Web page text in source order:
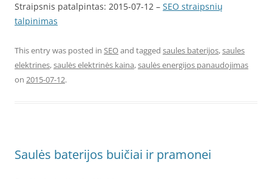
Straipsnis patalpintas: 2015-07-12 – SEO straipsnių
talpinimas
This entry was posted in SEOand tagged saules baterijos,saules
elektrines,saulės elektrinės kaina,saulės energijos panaudojimas
on 2015-07-12.
Saulės baterijos buičiai ir pramonei